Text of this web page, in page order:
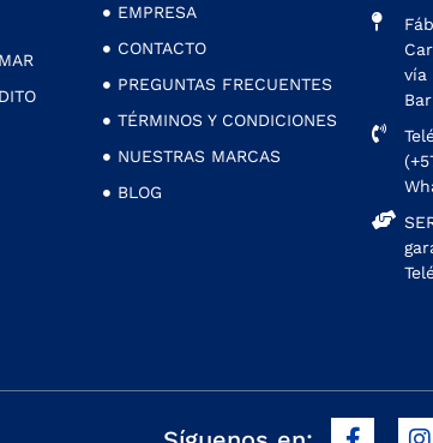
EMPRESA
CONTACTO
PREGUNTAS FRECUENTES
TÉRMINOS Y CONDICIONES
NUESTRAS MARCAS
BLOG
vía